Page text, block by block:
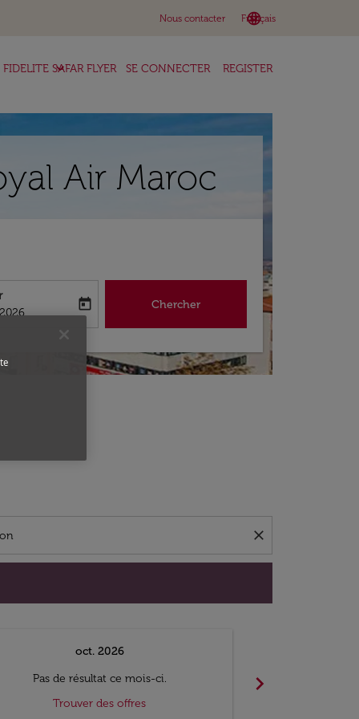
Nous contacter language
Français
keyboard_arrow_down
FIDELITE SAFAR FLYER
keyboard_arrow_down SE CONNECTER REGISTER
Air Maroc
return-date-aria-label
today Chercher
close
oct. 2026
Pas de résultat ce mois-ci.
Trouver des offres
chevron_right